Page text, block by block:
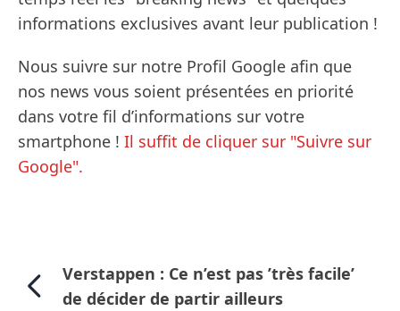
informations exclusives avant leur publication !
Nous suivre sur notre Profil Google afin que
nos news vous soient présentées en priorité
dans votre fil d’informations sur votre
smartphone ! Il suffit de cliquer sur "Suivre sur
Google".
Verstappen : Ce n’est pas ’très facile’
de décider de partir ailleurs